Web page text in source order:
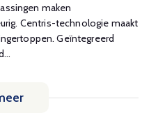
maken
Centris-technologie maakt
Geïntegreerd